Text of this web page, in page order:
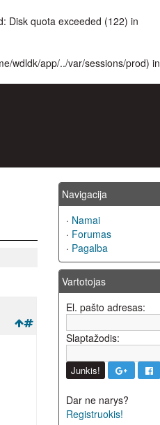
Disk quota exceeded (122) in
wdldk/app/../var/sessions/prod) in
Navigacija
· Namai
· Forumas
· Pagalba
Vartotojas
El. pašto adresas:
Slaptažodis:
Dar ne narys?
Registruokis!